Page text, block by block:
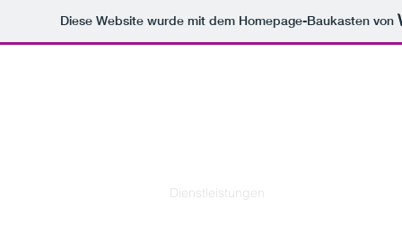
Diese Website wurde mit dem Homepage-Baukasten von
Dienstleistungen